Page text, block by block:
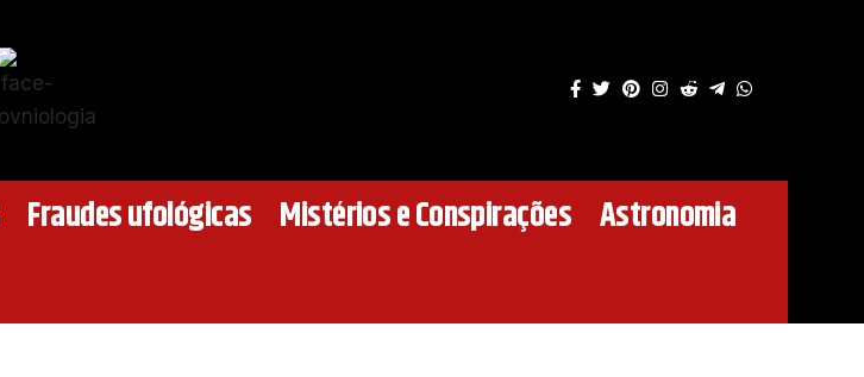
Fraudes ufológicas Mistérios e Conspirações Astronomia